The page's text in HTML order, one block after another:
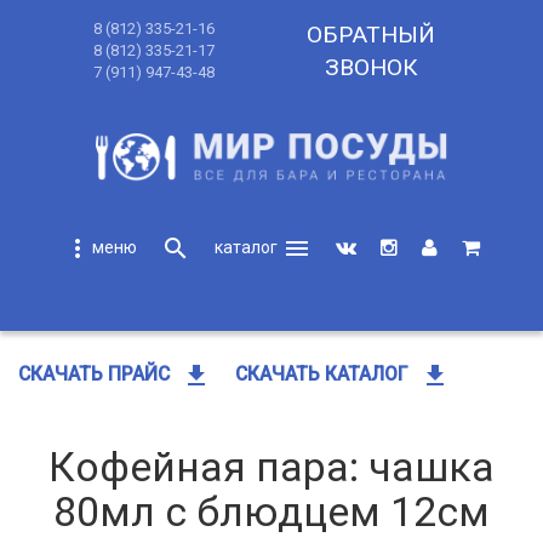
8 (812) 335-21-16
8 (812) 335-21-17
7 (911) 947-43-48
ОБРАТНЫЙ
ЗВОНОК
more_vert search
menu
СКАЧАТЬ ПРАЙС get_app СКАЧАТЬ КАТАЛОГ get_app
Кофейная пара: чашка
80мл с блюдцем 12см